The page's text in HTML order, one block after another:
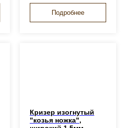
Подробнее
Кризер изогнутый
"козья ножка",